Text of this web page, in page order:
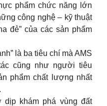
phẩm chức năng lớn
công nghệ – kỹ thuật
đẻ” của các sản phẩm
là ba tiêu chí mà AMS
cũng như người tiêu
phẩm chất lượng nhất
khám phá vùng đất